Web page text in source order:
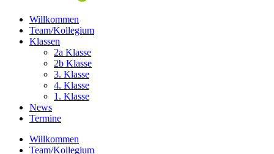
Willkommen
Team/Kollegium
Klassen
2a Klasse
2b Klasse
3. Klasse
4. Klasse
1. Klasse
News
Termine
Willkommen
Team/Kollegium